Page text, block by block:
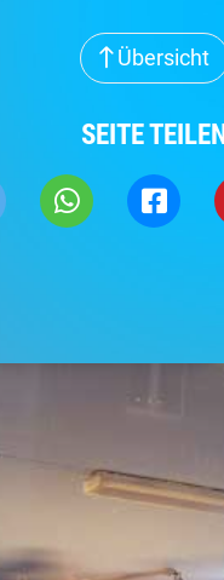
Übersicht
SEITE TEILEN